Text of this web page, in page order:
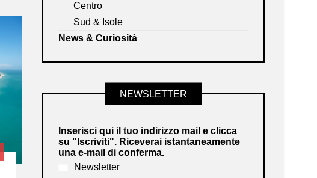
Centro
Sud & Isole
News & Curiosità
NEWSLETTER
Inserisci qui il tuo indirizzo mail e clicca
su "Iscriviti". Riceverai istantaneamente
una e-mail di conferma.
Newsletter